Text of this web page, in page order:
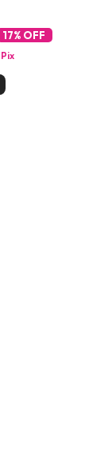
17% OFF
Pix